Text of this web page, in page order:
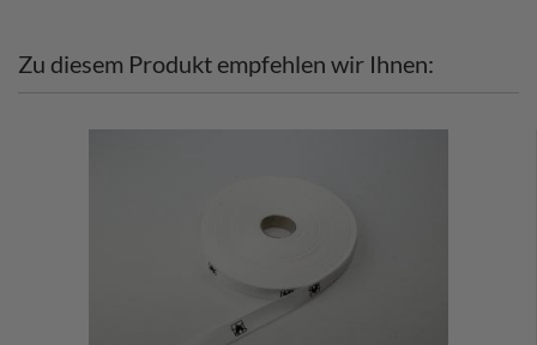
Zu diesem Produkt empfehlen wir Ihnen: